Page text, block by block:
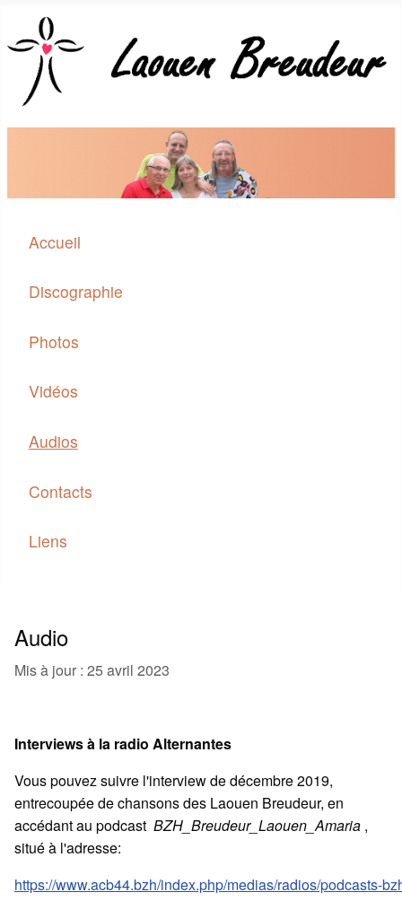
Accueil
Discographie
Photos
Vidéos
Audios
Contacts
Liens
Audio
Mis à jour : 25 avril 2023
Interviews à la radio Alternantes
Vous pouvez suivre l'interview de décembre 2019,
entrecoupée de chansons des Laouen Breudeur, en
accédant au podcast BZH_Breudeur_Laouen_Amaria ,
situé à l'adresse:
https://www.acb44.bzh/index.php/medias/radios/podcasts-